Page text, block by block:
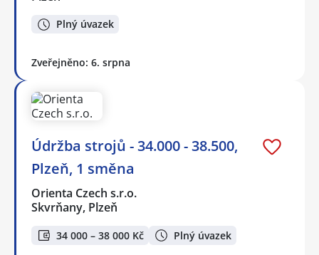
Plný úvazek
Zveřejněno: 6. srpna
Údržba strojů - 34.000 - 38.500,
Plzeň, 1 směna
Orienta Czech s.r.o.
Skvrňany, Plzeň
34 000 – 38 000 Kč Plný úvazek